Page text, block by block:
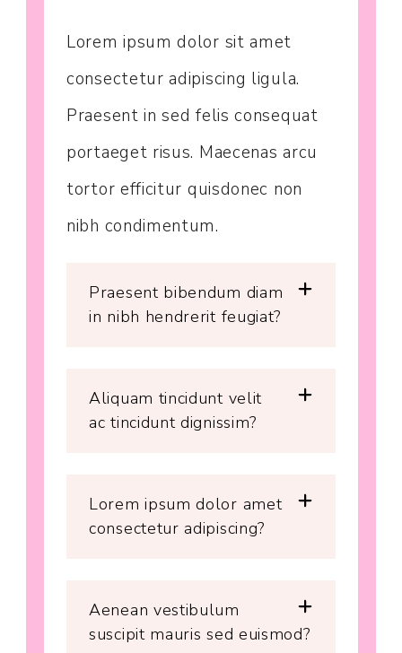
Lorem ipsum dolor sit amet
consectetur adipiscing ligula.
Praesent in sed felis consequat
portaeget risus. Maecenas arcu
tortor efficitur quisdonec non
nibh condimentum.
Praesent bibendum diam
in nibh hendrerit feugiat?
Aliquam tincidunt velit
ac tincidunt dignissim?
Lorem ipsum dolor amet
consectetur adipiscing?
Aenean vestibulum
suscipit mauris sed euismod?